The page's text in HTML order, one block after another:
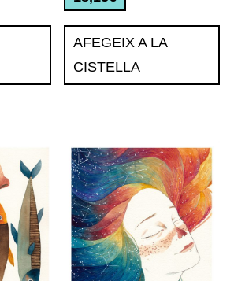
AFEGEIX A LA
CISTELLA